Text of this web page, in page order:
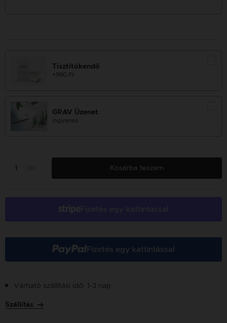
Tisztítókendő
+990 Ft
GRAV Üzenet
ingyenes
Kosárba teszem
Fizetés egy kattintással
Várható szállítási idő: 1-3 nap
Szállítás